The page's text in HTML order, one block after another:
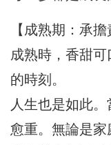
【成熟期：承擔
成熟時，香甜
的時刻。
人生也是如此
愈重。無論是